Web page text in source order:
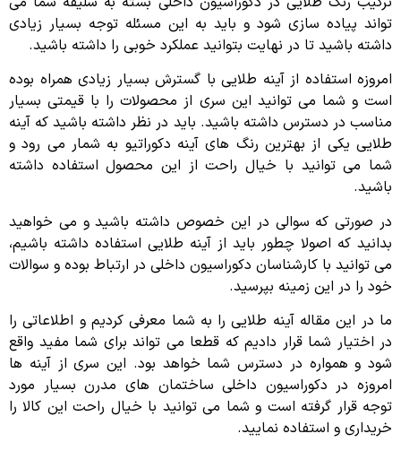
تواند پیاده سازی شود و باید به این مسئله توجه بسیار زیادی
داشته باشید تا در نهایت بتوانید عملکرد خوبی را داشته باشید.
امروزه استفاده از آینه طلایی با گسترش بسیار زیادی همراه بوده
است و شما می توانید این سری از محصولات را با قیمتی بسیار
مناسب در دسترس داشته باشید. باید در نظر داشته باشید که آینه
طلایی یکی از بهترین رنگ های آینه دکوراتیو به شمار می رود و
شما می توانید با خیال راحت از این محصول استفاده داشته
باشید.
در صورتی که سوالی در این خصوص داشته باشید و می خواهید
بدانید که اصولا چطور باید از آینه طلایی استفاده داشته باشیم،
می توانید با کارشناسان دکوراسیون داخلی در ارتباط بوده و سوالات
خود را در این زمینه بپرسید.
ما در این مقاله آینه طلایی را به شما معرفی کردیم و اطلاعاتی را
در اختیار شما قرار دادیم که قطعا می تواند برای شما مفید واقع
شود و همواره در دسترس شما خواهد بود. این سری از آینه ها
امروزه در دکوراسیون داخلی ساختمان های مدرن بسیار مورد
توجه قرار گرفته است و شما می توانید با خیال راحت این کالا را
خریداری و استفاده نمایید.